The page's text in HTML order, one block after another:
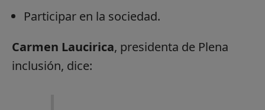
Participar en la sociedad.
Carmen Laucirica, presidenta de Plena
inclusión, dice: